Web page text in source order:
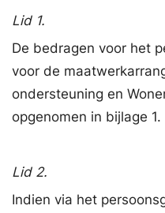
Lid 1.
De bedragen voor het
voor de
ondersteuning en
opgenomen in bijlage 1.
Lid 2.
Indien via het